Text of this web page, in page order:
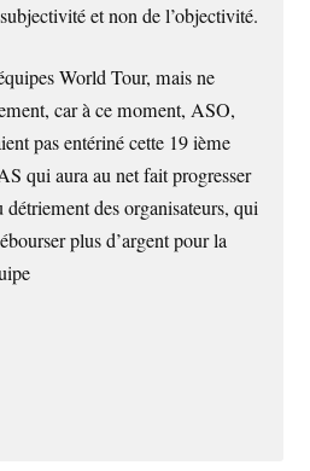
et non de l’objectivité.
World Tour, mais ne
car à ce moment, ASO,
pas entériné cette 19 ième
qui aura au net fait progresser
des organisateurs, qui
plus d’argent pour la